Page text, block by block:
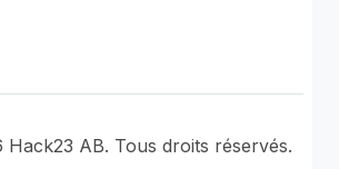
AB. Tous droits réservés.